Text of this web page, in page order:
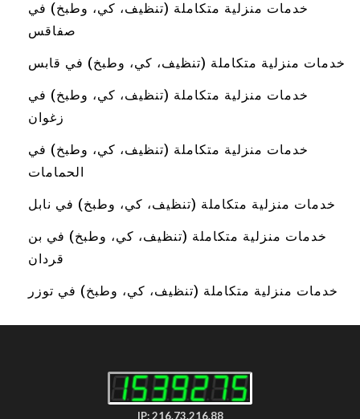
خدمات منزلية متكاملة (تنظيف، كي، وطبخ) في
صفاقس
خدمات منزلية متكاملة (تنظيف، كي، وطبخ) في قابس
خدمات منزلية متكاملة (تنظيف، كي، وطبخ) في
زغوان
خدمات منزلية متكاملة (تنظيف، كي، وطبخ) في
الحمامات
خدمات منزلية متكاملة (تنظيف، كي، وطبخ) في نابل
خدمات منزلية متكاملة (تنظيف، كي، وطبخ) في بن
قردان
خدمات منزلية متكاملة (تنظيف، كي، وطبخ) في توزر
IP: 216.73.216.88